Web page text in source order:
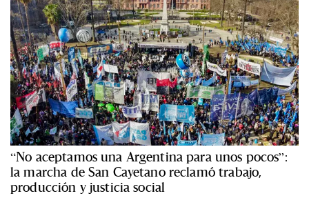
“No aceptamos una Argentina para unos pocos”:
la marcha de San Cayetano reclamó trabajo,
producción y justicia social